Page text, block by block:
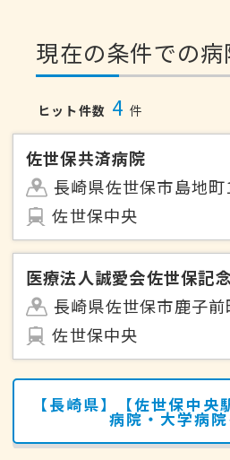
現在の条件での
ヒット件数 4 件
佐世保共済病院
長崎県佐世保市島地
佐世保中央
医療法人誠愛会佐世保記
長崎県佐世保市鹿子
佐世保中央
【長崎県】【佐世保中央
病院・大学病